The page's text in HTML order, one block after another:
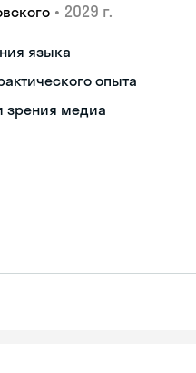
• 2029 г.
языка
опыта
зрения медиа